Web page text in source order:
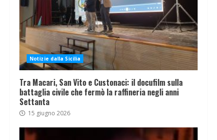
Notizie dalla Sicilia
Tra Macari, San Vito e Custonaci: il docufilm sulla
battaglia civile che fermò la raffineria negli anni
Settanta
15 giugno 2026